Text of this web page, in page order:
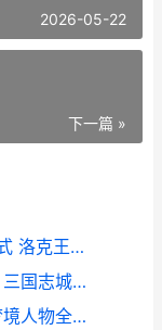
2026-05-22
下一篇 »
洛克王国S2赛季8种限量精灵获取方式 洛克王国S2赛季什么时候上线
《城防三国志》资源获取诀窍是啥子 三国志城防军有什么用
卡厄思梦境人物强度榜概括 卡厄思梦境人物全图鉴